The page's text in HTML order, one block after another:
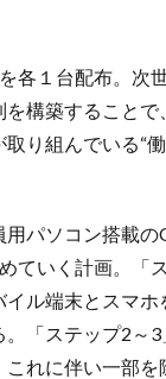
１台配布。次
構築すること
り組んでいる“
パソコン搭載の
ていく計画。「
ル端末とスマ
「ステップ2～
れに伴い一部